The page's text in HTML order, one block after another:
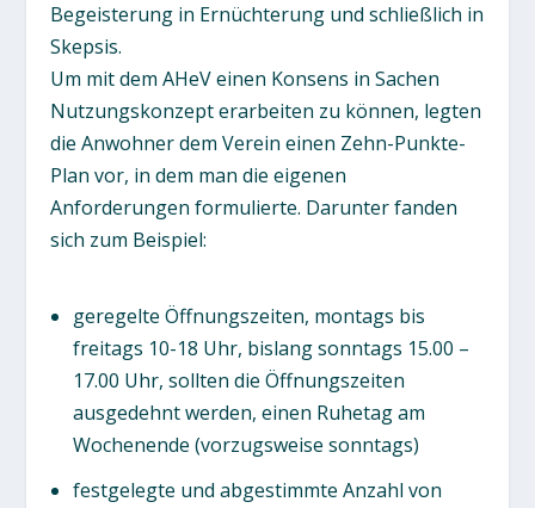
Begeisterung in Ernüchterung und schließlich in
Skepsis.
Um mit dem AHeV einen Konsens in Sachen
Nutzungskonzept erarbeiten zu können, legten
die Anwohner dem Verein einen Zehn-Punkte-
Plan vor, in dem man die eigenen
Anforderungen formulierte. Darunter fanden
sich zum Beispiel:
geregelte Öffnungszeiten, montags bis
freitags 10-18 Uhr, bislang sonntags 15.00 –
17.00 Uhr, sollten die Öffnungszeiten
ausgedehnt werden, einen Ruhetag am
Wochenende (vorzugsweise sonntags)
festgelegte und abgestimmte Anzahl von